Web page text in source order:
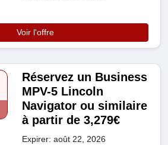
Voir l'offre
Réservez un Business
MPV-5 Lincoln
Navigator ou similaire
à partir de 3,279€
Expirer: août 22, 2026